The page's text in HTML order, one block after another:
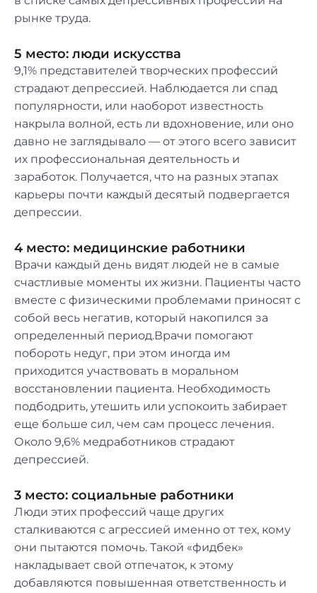
рынке труда.
5 место: люди искусства
9,1% представителей творческих профессий
страдают депрессией. Наблюдается ли спад
популярности, или наоборот известность
накрыла волной, есть ли вдохновение, или оно
давно не заглядывало — от этого всего зависит
их профессиональная деятельность и
заработок. Получается, что на разных этапах
карьеры почти каждый десятый подвергается
депрессии.
4 место: медицинские работники
Врачи каждый день видят людей не в самые
счастливые моменты их жизни. Пациенты часто
вместе с физическими проблемами приносят с
собой весь негатив, который накопился за
определенный период.Врачи помогают
побороть недуг, при этом иногда им
приходится участвовать в моральном
восстановлении пациента. Необходимость
подбодрить, утешить или успокоить забирает
еще больше сил, чем сам процесс лечения.
Около 9,6% медработников страдают
депрессией.
3 место: социальные работники
Люди этих профессий чаще других
сталкиваются с агрессией именно от тех, кому
они пытаются помочь. Такой «фидбек»
накладывает свой отпечаток, к этому
добавляются повышенная ответственность и